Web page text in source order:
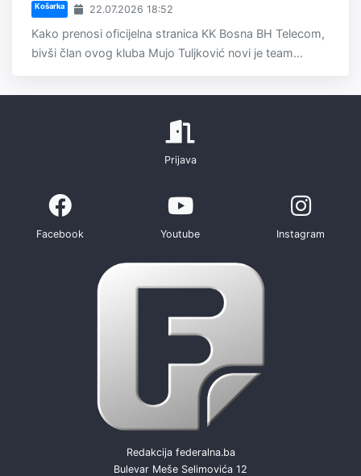
Košarka 22.07.2026 18:52
Kako prenosi oficijelna stranica KK Bosna BH Telecom,
bivši član ovog kluba Mujo Tuljković novi je team...
Prijava
Facebook Youtube Instagram
Redakcija federalna.ba
Bulevar Meše Selimovića 12